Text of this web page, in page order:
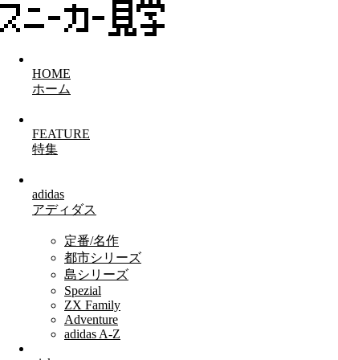
HOME
ホーム
FEATURE
特集
adidas
アディダス
定番/名作
都市シリーズ
島シリーズ
Spezial
ZX Family
Adventure
adidas A-Z